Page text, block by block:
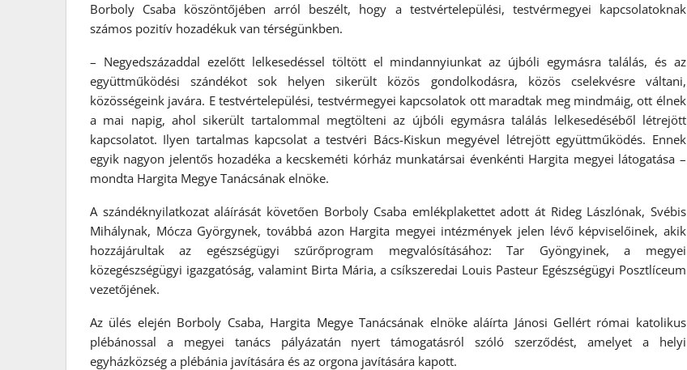
Borboly Csaba köszöntőjében arról beszélt, hogy a testvértelepülési, testvérmegyei kapcsolatoknak
számos pozitív hozadékuk van térségünkben.
– Negyedszázaddal ezelőtt lelkesedéssel töltött el mindannyiunkat az újbóli egymásra találás, és az
együttműködési szándékot sok helyen sikerült közös gondolkodásra, közös cselekvésre váltani,
közösségeink javára. E testvértelepülési, testvérmegyei kapcsolatok ott maradtak meg mindmáig, ott élnek
a mai napig, ahol sikerült tartalommal megtölteni az újbóli egymásra találás lelkesedéséből létrejött
kapcsolatot. Ilyen tartalmas kapcsolat a testvéri Bács-Kiskun megyével létrejött együttműködés. Ennek
egyik nagyon jelentős hozadéka a kecskeméti kórház munkatársai évenkénti Hargita megyei látogatása –
mondta Hargita Megye Tanácsának elnöke.
A szándéknyilatkozat aláírását követően Borboly Csaba emlékplakettet adott át Rideg Lászlónak, Svébis
Mihálynak, Mócza Györgynek, továbbá azon Hargita megyei intézmények jelen lévő képviselőinek, akik
hozzájárultak az egészségügyi szűrőprogram megvalósításához: Tar Gyöngyinek, a megyei
közegészségügyi igazgatóság, valamint Birta Mária, a csíkszeredai Louis Pasteur Egészségügyi Posztlíceum
vezetőjének.
Az ülés elején Borboly Csaba, Hargita Megye Tanácsának elnöke aláírta Jánosi Gellért római katolikus
plébánossal a megyei tanács pályázatán nyert támogatásról szóló szerződést, amelyet a helyi
egyházközség a plébánia javítására és az orgona javítására kapott.